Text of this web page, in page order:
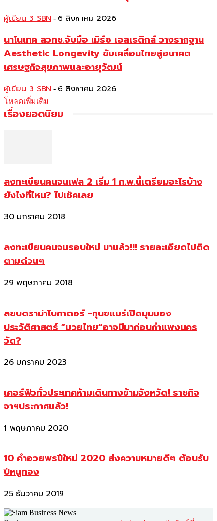
ผู้เขียน 3 SBN - 6 สิงหาคม 2026
นาโนเทค สวทช.จับมือ เมิร์ซ เอสเธติกส์ วางรากฐาน
Aesthetic Longevity ขับเคลื่อนไทยสู่อนาคต
เศรษฐกิจสุขภาพและอายุวัฒน์
ผู้เขียน 3 SBN - 6 สิงหาคม 2026
โหลดเพิ่มเติม
เรื่องยอดนิยม
ลงทะเบียนคนจนเฟส 2 เริ่ม 1 ก.พ.นี้เตรียมอะไรบ้าง
ยังไงที่ไหน? ไปเช็คเลย
30 มกราคม 2018
ลงทะเบียนคนจนรอบใหม่ มาแล้ว!!! รายละเอียดไปติด
ตามด่วนๆ
29 พฤษภาคม 2018
สยบดราม่าโบกาตอร์ -กุนขแมร์เปิดมุมมอง
ประวัติศาสตร์ “มวยไทย”อาจมีมาก่อนกำแพงนคร
วัด?
26 มกราคม 2023
เคอร์ฟิวทั่วประเทศห้ามเดินทางข้ามจังหวัด! ราชกิจ
จาฯประกาศแล้ว!
1 พฤษภาคม 2020
10 คำอวยพรปีใหม่ 2020 ส่งความหมายดีๆ ต้อนรับ
ปีหนูทอง
25 ธันวาคม 2019